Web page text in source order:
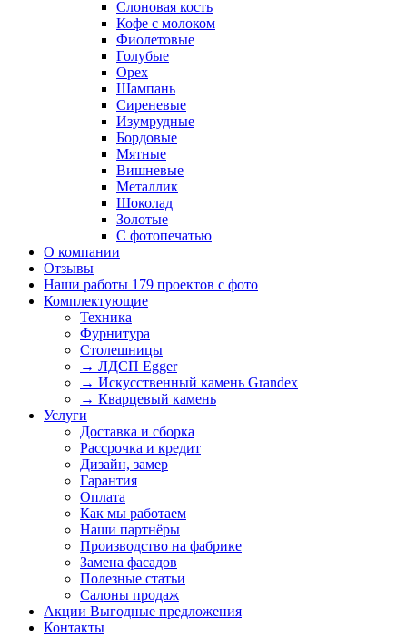
Слоновая кость
Кофе с молоком
Фиолетовые
Голубые
Орех
Шампань
Сиреневые
Изумрудные
Бордовые
Мятные
Вишневые
Металлик
Шоколад
Золотые
С фотопечатью
О компании
Отзывы
Наши работы 179 проектов с фото
Комплектующие
Техника
Фурнитура
Столешницы
→ ЛДСП Egger
→ Искусственный камень Grandex
→ Кварцевый камень
Услуги
Доставка и сборка
Рассрочка и кредит
Дизайн, замер
Гарантия
Оплата
Как мы работаем
Наши партнёры
Производство на фабрике
Замена фасадов
Полезные статьи
Салоны продаж
Акции Выгодные предложения
Контакты